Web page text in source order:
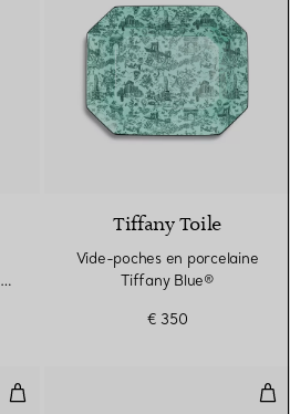
Tiffany Toile
Vide-poches en porcelaine
Tiffany Blue®
€ 350
Vide-poches en porcelaine